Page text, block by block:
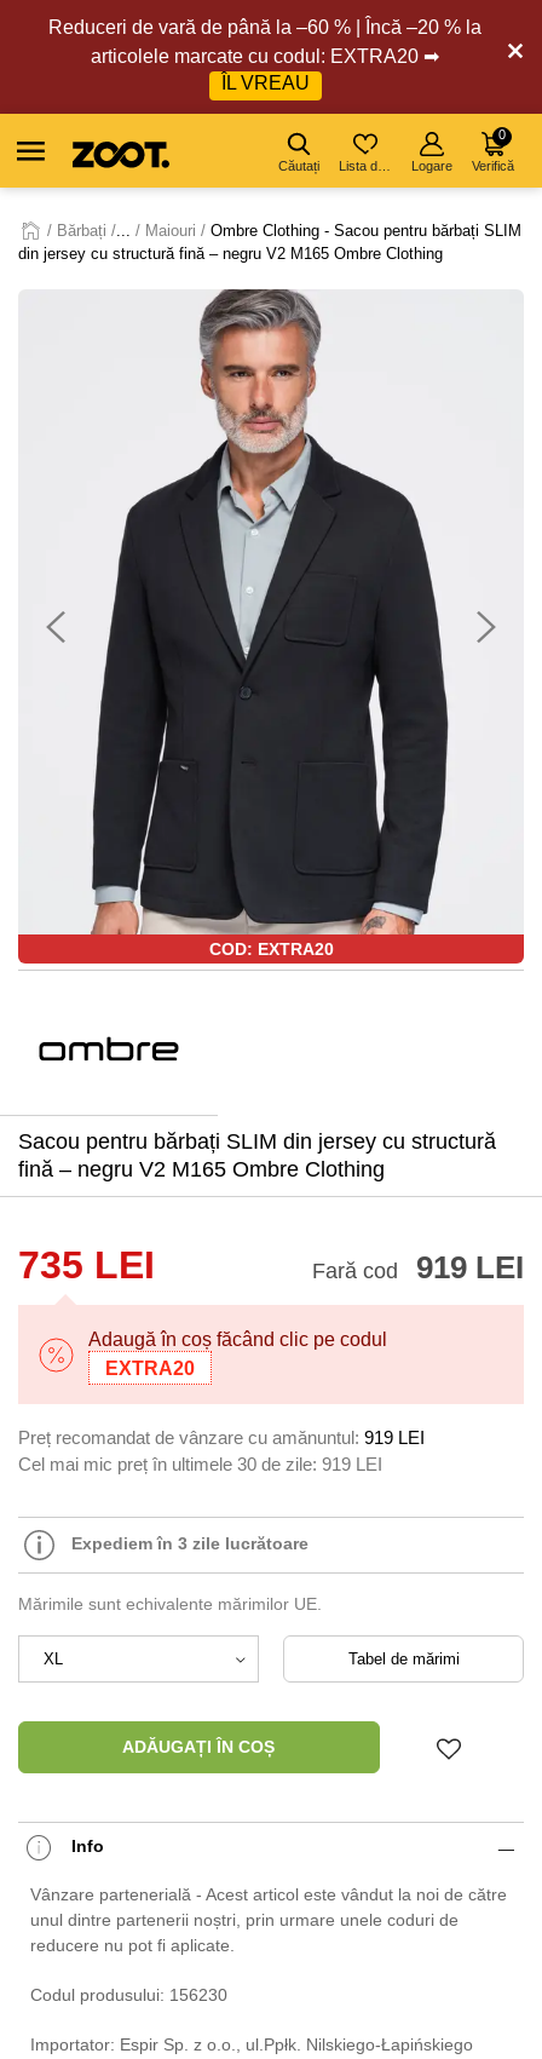
Reduceri de vară de până la –60 % | Încă –20 % la
articolele marcate cu codul: EXTRA20 ➡
ÎL VREAU
Căutați Logare Verifică
0
Bărbați ... Maiouri
Ombre Clothing - Sacou pentru bărbați SLIM
din jersey cu structură fină – negru V2 M165 Ombre Clothing
COD: EXTRA20
Sacou pentru bărbați SLIM din jersey cu structură
fină – negru V2 M165 Ombre Clothing
735 LEI Fară cod 919 LEI
Adaugă în coș făcând clic pe codul
EXTRA20
Preț recomandat de vânzare cu amănuntul: 919 LEI
Cel mai mic preț în ultimele 30 de zile: 919 LEI
Expediem în 3 zile lucrătoare
Mărimile sunt echivalente mărimilor UE.
Tabel de mărimi
ADĂUGAȚI ÎN COȘ
Info
Vânzare partenerială - Acest articol este vândut la noi de către
unul dintre partenerii noștri, prin urmare unele coduri de
reducere nu pot fi aplicate.
Codul produsului: 156230
Importator: Espir Sp. z o.o., ul.Ppłk. Nilskiego-Łapińskiego